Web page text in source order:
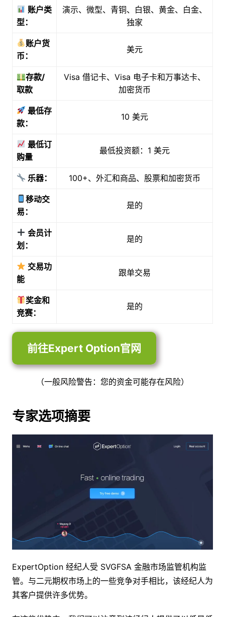
账户类
型：
演示、微型、青铜、白银、黄金、白金、
独家
账户货
币：
美元
存款/
取款
Visa 借记卡、Visa 电子卡和万事达卡、
加密货币
最低存
款：
10 美元
最低订
购量
最低投资额：1 美元
乐器： 100+、外汇和商品、股票和加密货币
移动交
易：
是的
会员计
划：
是的
交易功
能
跟单交易
奖金和
竞赛：
是的
前往Expert Option官网
（一般风险警告：您的资金可能存在风险）
专家选项摘要
ExpertOption 经纪人受 SVGFSA 金融市场监管机构监
管。与二元期权市场上的一些竞争对手相比，该经纪人为
其客户提供许多优势。